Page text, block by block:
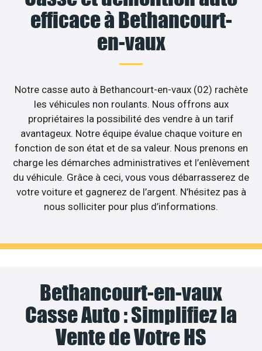
efficace à Bethancourt-
en-vaux
Notre casse auto à Bethancourt-en-vaux (02) rachète
les véhicules non roulants. Nous offrons aux
propriétaires la possibilité des vendre à un tarif
avantageux. Notre équipe évalue chaque voiture en
fonction de son état et de sa valeur. Nous prenons en
charge les démarches administratives et l’enlèvement
du véhicule. Grâce à ceci, vous vous débarrasserez de
votre voiture et gagnerez de l’argent. N’hésitez pas à
nous solliciter pour plus d’informations.
Bethancourt-en-vaux
Casse Auto : Simplifiez la
Vente de Votre HS